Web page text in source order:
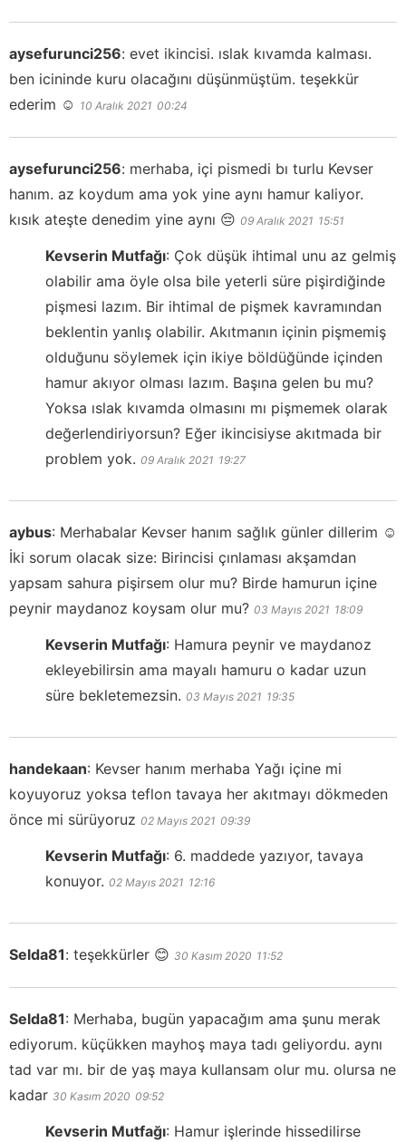
aysefurunci256: evet ikincisi. ıslak kıvamda kalması.
ben icininde kuru olacağını düşünmüştüm. teşekkür
ederim ☺️ 10 Aralık 2021 00:24
aysefurunci256: merhaba, içi pismedi bı turlu Kevser
hanım. az koydum ama yok yine aynı hamur kaliyor.
kısık ateşte denedim yine aynı 😔 09 Aralık 2021 15:51
Kevserin Mutfağı: Çok düşük ihtimal unu az gelmiş
olabilir ama öyle olsa bile yeterli süre pişirdiğinde
pişmesi lazım. Bir ihtimal de pişmek kavramından
beklentin yanlış olabilir. Akıtmanın içinin pişmemiş
olduğunu söylemek için ikiye böldüğünde içinden
hamur akıyor olması lazım. Başına gelen bu mu?
Yoksa ıslak kıvamda olmasını mı pişmemek olarak
değerlendiriyorsun? Eğer ikincisiyse akıtmada bir
problem yok. 09 Aralık 2021 19:27
aybus: Merhabalar Kevser hanım sağlık günler dillerim ☺️
İki sorum olacak size: Birincisi çınlaması akşamdan
yapsam sahura pişirsem olur mu? Birde hamurun içine
peynir maydanoz koysam olur mu? 03 Mayıs 2021 18:09
Kevserin Mutfağı: Hamura peynir ve maydanoz
ekleyebilirsin ama mayalı hamuru o kadar uzun
süre bekletemezsin. 03 Mayıs 2021 19:35
handekaan: Kevser hanım merhaba Yağı içine mi
koyuyoruz yoksa teflon tavaya her akıtmayı dökmeden
önce mi sürüyoruz 02 Mayıs 2021 09:39
Kevserin Mutfağı: 6. maddede yazıyor, tavaya
konuyor. 02 Mayıs 2021 12:16
Selda81: teşekkürler 😊 30 Kasım 2020 11:52
Selda81: Merhaba, bugün yapacağım ama şunu merak
ediyorum. küçükken mayhoş maya tadı geliyordu. aynı
tad var mı. bir de yaş maya kullansam olur mu. olursa ne
kadar 30 Kasım 2020 09:52
Kevserin Mutfağı: Hamur işlerinde hissedilirse